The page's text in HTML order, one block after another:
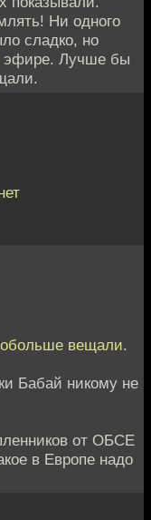
Ни одного
сладко, но
эфире. Лучше бы
вещали.
Бабай никому не
от ОБСЕ
в Европе надо